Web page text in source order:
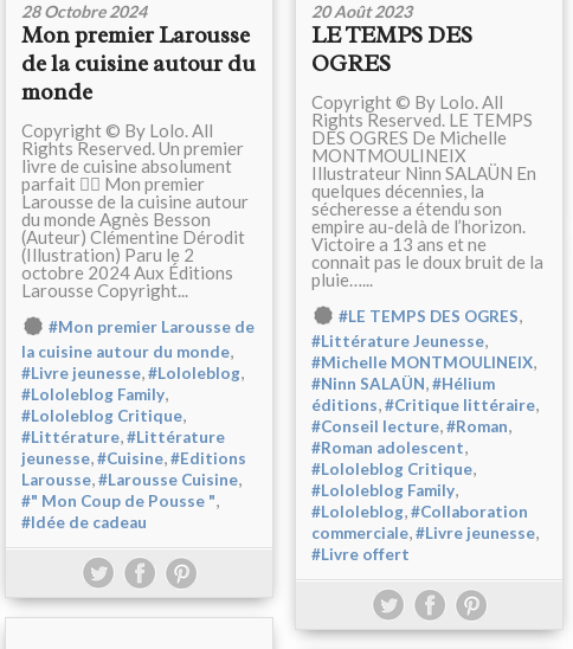
28 Octobre 2024
Mon premier Larousse
de la cuisine autour du
monde
Copyright © By Lolo. All
Rights Reserved. Un premier
livre de cuisine absolument
parfait 👍🏻 Mon premier
Larousse de la cuisine autour
du monde Agnès Besson
(Auteur) Clémentine Dérodit
(Illustration) Paru le 2
octobre 2024 Aux Éditions
Larousse Copyright...
#Mon premier Larousse de
la cuisine autour du monde,
#Livre jeunesse,#Lololeblog,
#Lololeblog Family,
#Lololeblog Critique,
#Littérature,#Littérature
jeunesse,#Cuisine,#Editions
Larousse,#Larousse Cuisine,
#" Mon Coup de Pousse ",
#Idée de cadeau
20 Août 2023
LE TEMPS DES
OGRES
Copyright © By Lolo. All
Rights Reserved. LE TEMPS
DES OGRES De Michelle
MONTMOULINEIX
Illustrateur Ninn SALAÜN En
quelques décennies, la
sécheresse a étendu son
empire au-delà de l’horizon.
Victoire a 13 ans et ne
connait pas le doux bruit de la
pluie…...
#LE TEMPS DES OGRES,
#Littérature Jeunesse,
#Michelle MONTMOULINEIX,
#Ninn SALAÜN,#Hélium
éditions,#Critique littéraire,
#Conseil lecture,#Roman,
#Roman adolescent,
#Lololeblog Critique,
#Lololeblog Family,
#Lololeblog,#Collaboration
commerciale,#Livre jeunesse,
#Livre offert